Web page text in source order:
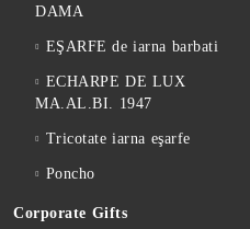
DAMA
EŞARFE de iarna barbati
ECHARPE DE LUX
MA.AL.BI. 1947
Tricotate iarna eşarfe
Poncho
Corporate Gifts